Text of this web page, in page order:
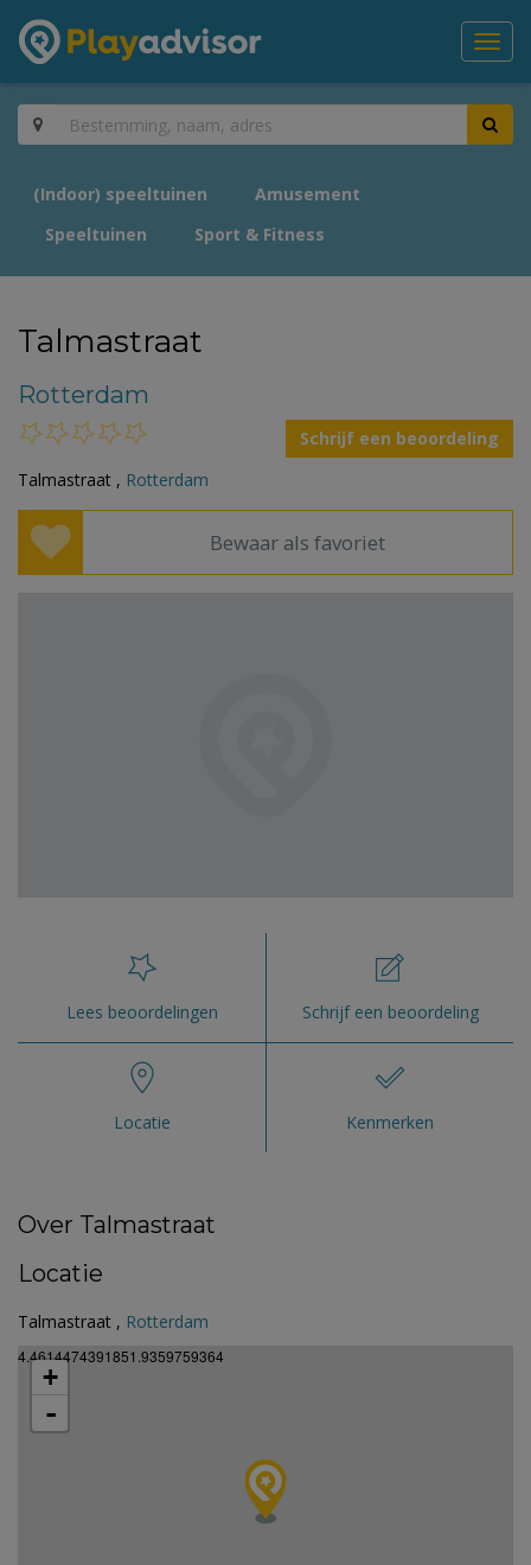
(Indoor) speeltuinen
Amusement
Speeltuinen
Sport & Fitness
Talmastraat
Rotterdam
Schrijf een beoordeling
Talmastraat , Rotterdam
Bewaar als favoriet
Lees beoordelingen Schrijf een beoordeling
Locatie Kenmerken
Over Talmastraat
Locatie
Talmastraat , Rotterdam
4.4614474391851.9359759364
+
-